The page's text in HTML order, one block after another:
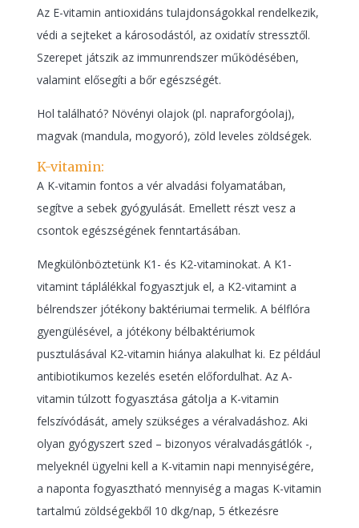
Az E-vitamin antioxidáns tulajdonságokkal rendelkezik,
védi a sejteket a károsodástól, az oxidatív stressztől.
Szerepet játszik az immunrendszer működésében,
valamint elősegíti a bőr egészségét.
Hol található? Növényi olajok (pl. napraforgóolaj),
magvak (mandula, mogyoró), zöld leveles zöldségek.
K-vitamin:
A K-vitamin fontos a vér alvadási folyamatában,
segítve a sebek gyógyulását. Emellett részt vesz a
csontok egészségének fenntartásában.
Megkülönböztetünk K1- és K2-vitaminokat. A K1-
vitamint táplálékkal fogyasztjuk el, a K2-vitamint a
bélrendszer jótékony baktériumai termelik. A bélflóra
gyengülésével, a jótékony bélbaktériumok
pusztulásával K2-vitamin hiánya alakulhat ki. Ez például
antibiotikumos kezelés esetén előfordulhat. Az A-
vitamin túlzott fogyasztása gátolja a K-vitamin
felszívódását, amely szükséges a véralvadáshoz. Aki
olyan gyógyszert szed – bizonyos véralvadásgátlók -,
melyeknél ügyelni kell a K-vitamin napi mennyiségére,
a naponta fogyasztható mennyiség a magas K-vitamin
tartalmú zöldségekből 10 dkg/nap, 5 étkezésre